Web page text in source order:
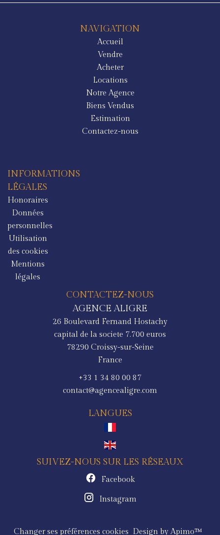
NAVIGATION
Accueil
Vendre
Acheter
Locations
Notre Agence
Biens Vendus
Estimation
Contactez-nous
INFORMATIONS
LÉGALES
Honoraires
Données
personnelles
Utilisation
des cookies
Mentions
légales
CONTACTEZ-NOUS
AGENCE ALIGRE
26 Boulevard Fernand Hostachy
capital de la societe 7.700 euros
78290 Croissy-sur-Seine
France
+33 1 34 80 00 87
contact@agencealigre.com
LANGUES
SUIVEZ-NOUS SUR LES RÉSEAUX
Facebook
Instagram
Changer ses préférences cookies Design by Apimo™